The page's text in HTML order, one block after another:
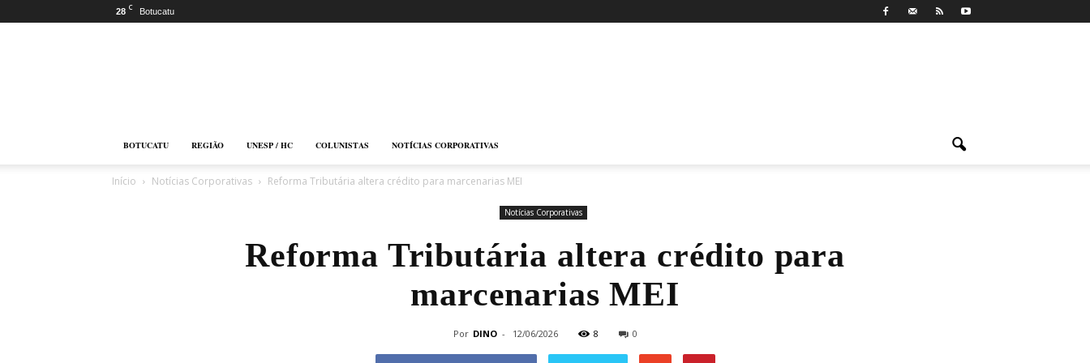
28 C Botucatu
BOTUCATU REGIÃO UNESP / HC COLUNISTAS NOTÍCIAS CORPORATIVAS
Início Notícias Corporativas Reforma Tributária altera crédito para marcenarias MEI
Notícias Corporativas
Reforma Tributária altera crédito para
marcenarias MEI
Por DINO - 12/06/2026 8 0